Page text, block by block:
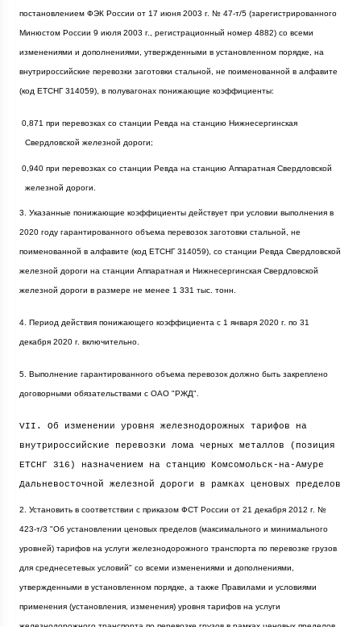
постановлением ФЭК России от 17 июня 2003 г. № 47-т/5 (зарегистрированного
Минюстом России 9 июля 2003 г., регистрационный номер 4882) со всеми
изменениями и дополнениями, утвержденными в установленном порядке, на
внутрироссийские перевозки заготовки стальной, не поименованной в алфавите
(код ЕТСНГ 314059), в полувагонах понижающие коэффициенты:
0,871 при перевозках со станции Ревда на станцию Нижнесергинская
Свердловской железной дороги;
0,940 при перевозках со станции Ревда на станцию Аппаратная Свердловской
железной дороги.
3. Указанные понижающие коэффициенты действует при условии выполнения в
2020 году гарантированного объема перевозок заготовки стальной, не
поименованной в алфавите (код ЕТСНГ 314059), со станции Ревда Свердловской
железной дороги на станции Аппаратная и Нижнесергинская Свердловской
железной дороги в размере не менее 1 331 тыс. тонн.
4. Период действия понижающего коэффициента с 1 января 2020 г. по 31
декабря 2020 г. включительно.
5. Выполнение гарантированного объема перевозок должно быть закреплено
договорными обязательствами с ОАО "РЖД".
VII. Об изменении уровня железнодорожных тарифов на
внутрироссийские перевозки лома черных металлов (позиция
ЕТСНГ 316) назначением на станцию Комсомольск-на-Амуре
Дальневосточной железной дороги в рамках ценовых пределов
2. Установить в соответствии с приказом ФСТ России от 21 декабря 2012 г. №
423-т/3 "Об установлении ценовых пределов (максимального и минимального
уровней) тарифов на услуги железнодорожного транспорта по перевозке грузов
для среднесетевых условий" со всеми изменениями и дополнениями,
утвержденными в установленном порядке, а также Правилами и условиями
применения (установления, изменения) уровня тарифов на услуги